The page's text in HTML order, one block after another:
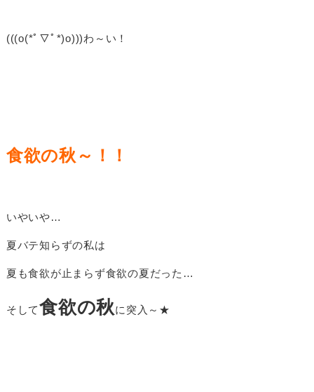
(((o(*ﾟ▽ﾟ*)o)))わ～い！
食欲の秋～！！
いやいや…
夏バテ知らずの私は
夏も食欲が止まらず食欲の夏だった…
そして食欲の秋に突入～★